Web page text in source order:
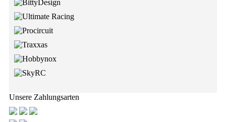
Unsere Zahlungsarten